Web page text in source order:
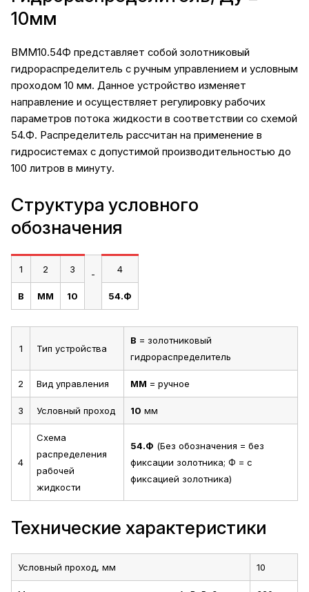
10мм
ВММ10.54Ф представляет собой золотниковый
гидрораспределитель с ручным управлением и условным
проходом 10 мм. Данное устройство изменяет
направление и осуществляет регулировку рабочих
параметров потока жидкости в соответствии со схемой
54.Ф. Распределитель рассчитан на применение в
гидросистемах с допустимой производительностью до
100 литров в минуту.
Структура условного
обозначения
1 2 3 - 4
В ММ 10 54.Ф
1 Тип устройства
В = золотниковый
гидрораспределитель
2 Вид управления ММ = ручное
3 Условный проход 10 мм
4
Схема
распределения
рабочей
жидкости
54.Ф (Без обозначения = без
фиксации золотника; Ф = с
фиксацией золотника)
Технические характеристики
Условный проход, мм 10